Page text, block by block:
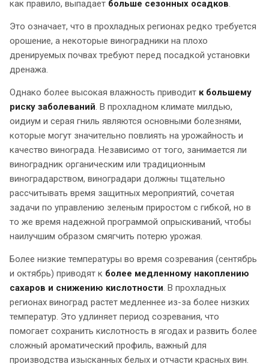
как правило, выпадает больше сезонных осадков.
Это означает, что в прохладных регионах редко требуется
орошение, а некоторые виноградники на плохо
дренируемых почвах требуют перед посадкой установки
дренажа.
Однако более высокая влажность приводит к большему
риску заболеваний. В прохладном климате милдью,
оидиум и серая гниль являются основными болезнями,
которые могут значительно повлиять на урожайность и
качество винограда. Независимо от того, занимается ли
виноградник органическим или традиционным
виноградарством, виноградари должны тщательно
рассчитывать время защитных мероприятий, сочетая
задачи по управлению зеленым приростом с гибкой, но в
то же время надежной программой опрыскиваний, чтобы
наилучшим образом смягчить потерю урожая.
Более низкие температуры во время созревания (сентябрь
и октябрь) приводят к более медленному накоплению
сахаров и снижению кислотности. В прохладных
регионах виноград растет медленнее из-за более низких
температур. Это удлиняет период созревания, что
помогает сохранить кислотность в ягодах и развить более
сложный ароматический профиль, важный для
производства изысканных белых и отчасти красных вин.